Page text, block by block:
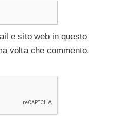
e sito web in questo
volta che commento.